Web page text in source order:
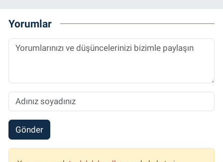
Yorumlar
Gönder